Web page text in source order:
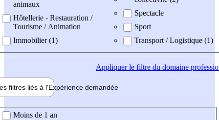
animaux
Hôtellerie - Restauration /
Tourisme / Animation
Immobilier (1)
Spectacle
Sport
Transport / Logistique (1)
Appliquerle filtre du domaine
filtres liés à l'Expérience demandée
demandée
Moins de 1 an